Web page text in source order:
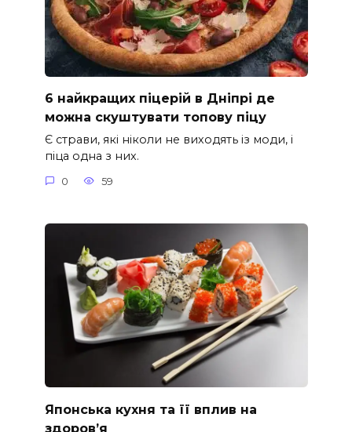
6 найкращих піцерій в Дніпрі де
можна скуштувати топову піцу
Є страви, які ніколи не виходять із моди, і
піца одна з них.
0 59
Японська кухня та її вплив на
здоров’я